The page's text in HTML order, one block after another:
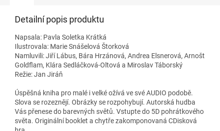
Detailní popis produktu
Napsala: Pavla Soletka Krátká
Ilustrovala: Marie Snášelová Štorková
Namluvili: Jiří Lábus, Bára Hrzánová, Andrea Elsnerová, Arnošt
Goldflam, Klára Sedláčková-Oltová a Miroslav Táborský
Režie: Jan Jiráň
Úspěšná kniha pro malé i velké ožívá ve své AUDIO podobě.
Slova se rozeznějí. Obrázky se rozpohybují. Autorská hudba
Vás přenese do barevných světů. Vstupte do 5D pohrátkového
světa. Originální booklet a chytře zakomponovaná CDisková